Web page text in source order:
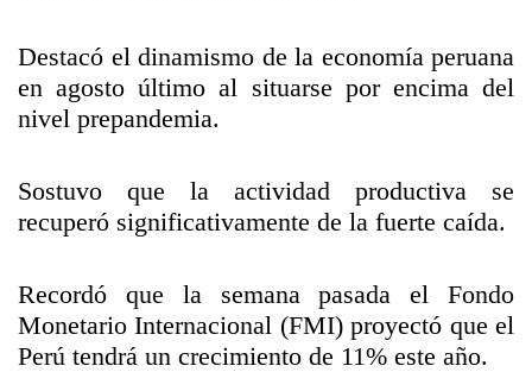
Destacó el dinamismo de la economía peruana
en agosto último al situarse por encima del
nivel prepandemia.
Sostuvo que la actividad productiva se
recuperó significativamente de la fuerte caída.
Recordó que la semana pasada el Fondo
Monetario Internacional (FMI) proyectó que el
Perú tendrá un crecimiento de 11% este año.